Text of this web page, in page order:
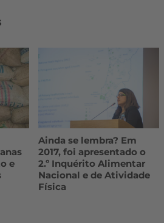
e
Ainda se lembra? Em
2017, foi apresentado o
2.º Inquérito Alimentar
Nacional e de Atividade
Física